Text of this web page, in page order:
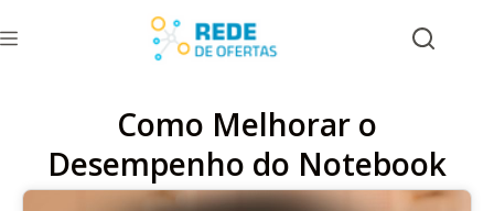
Como Melhorar o
Desempenho do Notebook